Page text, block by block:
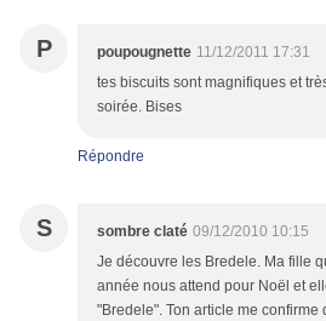
P poupougnette 11/12/2011 17:31
tes biscuits sont magnifiques et
soirée. Bises
Répondre
S sombre claté 09/12/2010 10:15
Je découvre les Bredele. Ma fille
année nous attend pour Noël et
"Bredele". Ton article me